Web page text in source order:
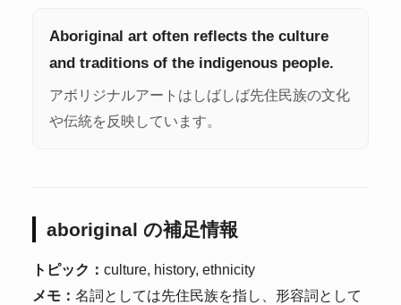
Aboriginal art often reflects the culture
and traditions of the indigenous people.
アボリジナルアートはしばしば先住民族の文化
や伝統を反映しています。
aboriginal の補足情報
トピック： culture, history, ethnicity
メモ： 名詞としては先住民族を指し、形容詞として